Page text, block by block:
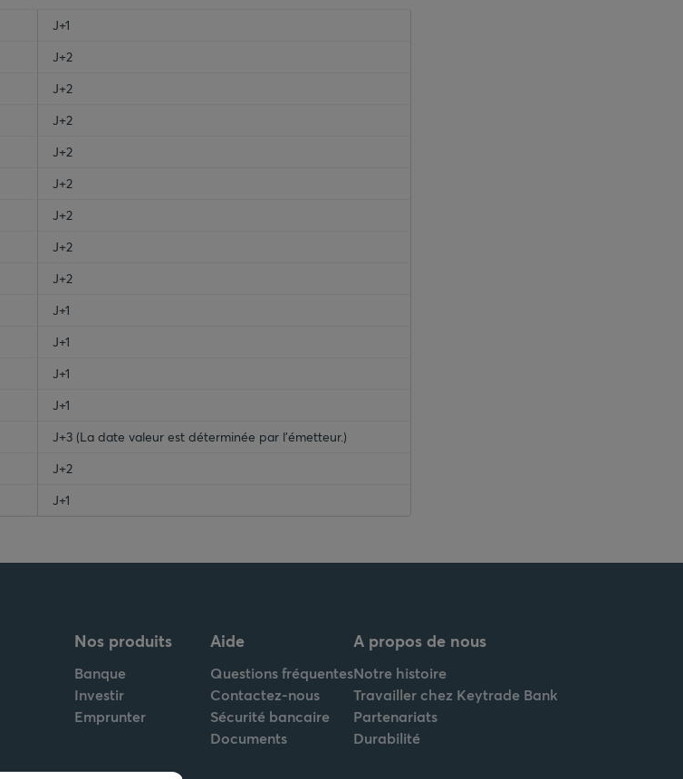
J+1
J+2
J+2
J+2
J+2
J+2
J+2
J+2
J+2
J+1
J+1
J+1
J+1
J+3 (La date valeur est déterminée par l'émetteur.)
J+2
J+1
Nos produits
Banque
Investir
Emprunter
Aide
Questions fréquentes
Contactez-nous
Sécurité bancaire
Documents
A propos de nous
Notre histoire
Travailler chez Keytrade Bank
Partenariats
Durabilité